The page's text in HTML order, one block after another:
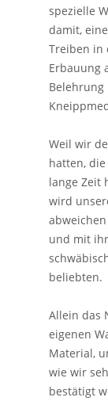
spezielle
damit,
Treiben in
Erbauung
Weil wir
hatten,
lange Zeit
wird
und mit
beliebten.
Allein das
eigenen
Material,
wie wir
bestätigt